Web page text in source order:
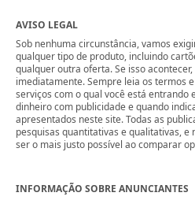
AVISO LEGAL
Sob nenhuma circunstância, vamos
qualquer tipo de produto, incluindo
qualquer outra oferta. Se isso
imediatamente. Sempre leia os termos
serviços com o qual você está entrando
dinheiro com publicidade e quando
apresentados neste site. Todas as
pesquisas quantitativas e qualitativas, e
ser o mais justo possível ao comparar
INFORMAÇÃO SOBRE ANUNCIANTES